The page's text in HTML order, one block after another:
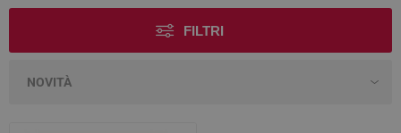
FILTRI